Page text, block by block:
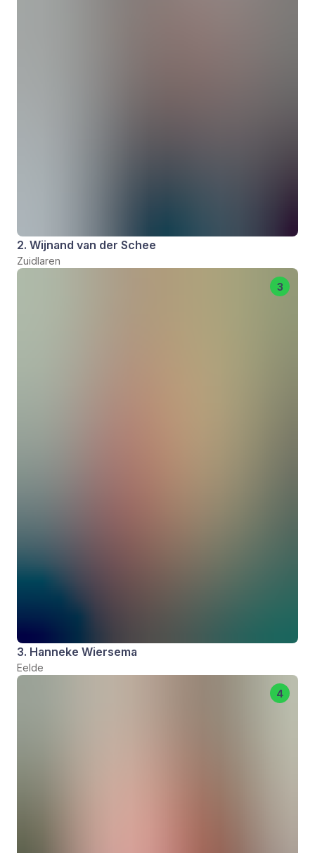
2. Wijnand van der Schee
Zuidlaren
3
3. Hanneke Wiersema
Eelde
4